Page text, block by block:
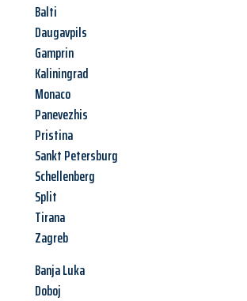
Balti
Daugavpils
Gamprin
Kaliningrad
Monaco
Panevezhis
Pristina
Sankt Petersburg
Schellenberg
Split
Tirana
Zagreb
Banja Luka
Doboj